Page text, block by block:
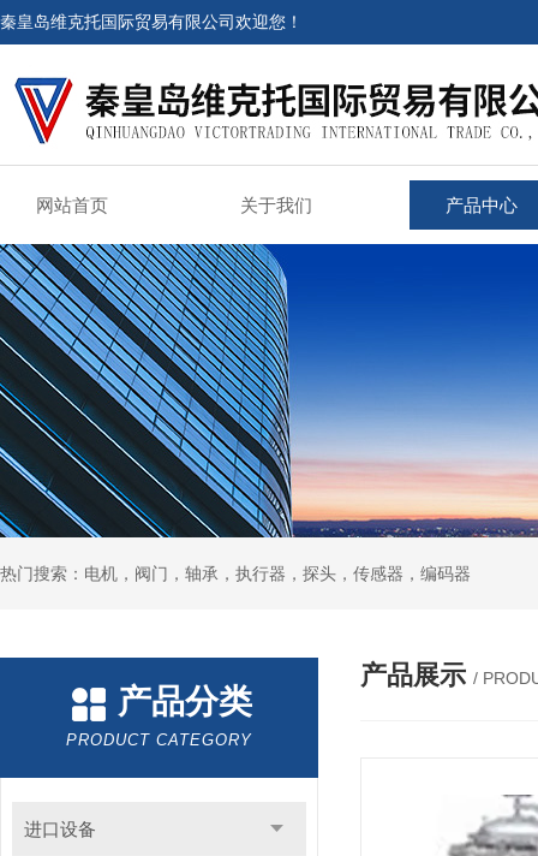
秦皇岛维克托国际贸易有限公司欢迎您！
网站首页 关于我们 产品中心
热门搜索：电机，阀门，轴承，执行器，探头，传感器，编码器
产品分类
PRODUCT CATEGORY
进口设备
产品展示 /